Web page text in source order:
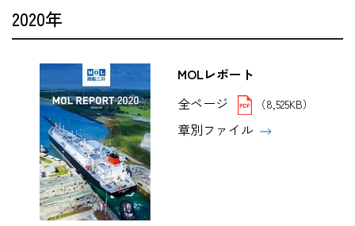
2020年
MOLレポート
全ページ
（8,525KB）
章別ファイル